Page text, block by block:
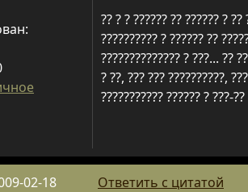
?? ? ? ?????? ?? ?????? ?
?????????? ? ?????? ??
?????????????? ? ???... ??
? ??, ??? ??? ??????????,
??????????? ?????? ? ???-
02-18
Ответить с цитатой